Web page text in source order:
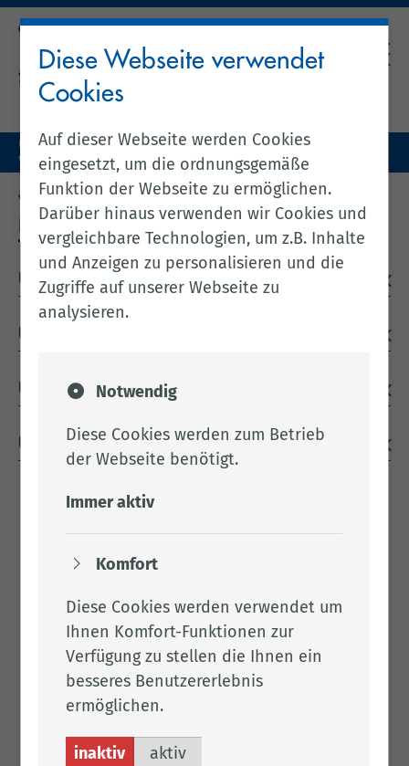
Unser Landkreis
Kreis & Politik
Verwaltungsgliederung & Leitbild
Leitbild
WIR FÜR DEN LANDKREIS CLOPPENBURG -
Unser Service
Unser Team
Unsere vielfältigen Arbeitsfelder
Unsere Verwantwortung
Tel.:
04471 15 140
Per E-Mail kontaktieren
1.090
Downloads
Diese Webseite verwendet
Cookies
Auf dieser Webseite werden Cookies
eingesetzt, um die ordnungsgemäße
Funktion der Webseite zu ermöglichen.
Darüber hinaus verwenden wir Cookies und
vergleichbare Technologien, um z.B. Inhalte
und Anzeigen zu personalisieren und die
Zugriffe auf unserer Webseite zu
analysieren.
Notwendig
Diese Cookies werden zum Betrieb
der Webseite benötigt.
Immer aktiv
Komfort
Diese Cookies werden verwendet um
Ihnen Komfort-Funktionen zur
Verfügung zu stellen die Ihnen ein
besseres Benutzererlebnis
ermöglichen.
inaktiv aktiv